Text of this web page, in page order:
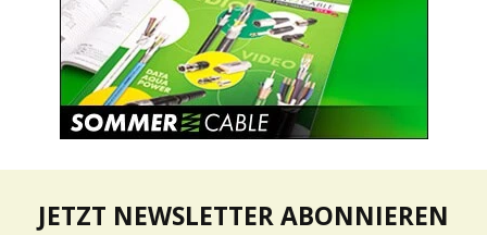
JETZT NEWSLETTER ABONNIEREN